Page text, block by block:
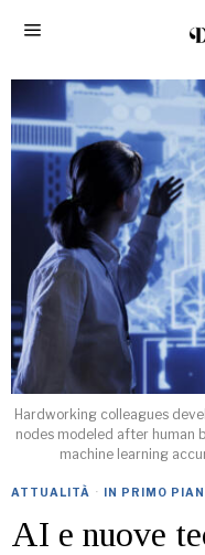
Hardworking colleagues
nodes modeled after human
machine learning
ATTUALITÀ · IN PRIMO
AI e nuove